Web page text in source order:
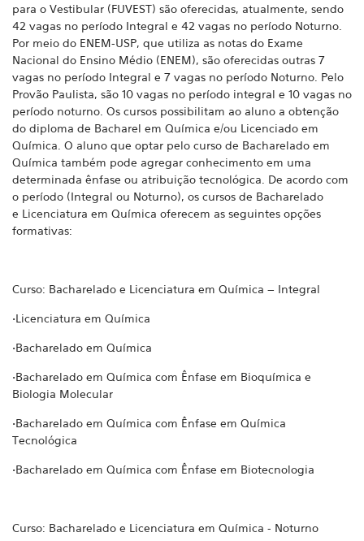
para o Vestibular (FUVEST) são oferecidas, atualmente, sendo
42 vagas no período Integral e 42 vagas no período Noturno.
Por meio do ENEM-USP, que utiliza as notas do Exame
Nacional do Ensino Médio (ENEM), são oferecidas outras 7
vagas no período Integral e 7 vagas no período Noturno. Pelo
Provão Paulista, são 10 vagas no período integral e 10 vagas no
período noturno. Os cursos possibilitam ao aluno a obtenção
do diploma de Bacharel em Química e/ou Licenciado em
Química. O aluno que optar pelo curso de Bacharelado em
Química também pode agregar conhecimento em uma
determinada ênfase ou atribuição tecnológica. De acordo com
o período (Integral ou Noturno), os cursos de Bacharelado
e Licenciatura em Química oferecem as seguintes opções
formativas:
Curso: Bacharelado e Licenciatura em Química – Integral
•Licenciatura em Química
•Bacharelado em Química
•Bacharelado em Química com Ênfase em Bioquímica e
Biologia Molecular
•Bacharelado em Química com Ênfase em Química
Tecnológica
•Bacharelado em Química com Ênfase em Biotecnologia
Curso: Bacharelado e Licenciatura em Química - Noturno